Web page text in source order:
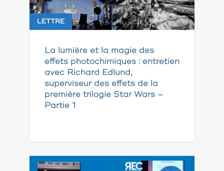
LETTRE
La lumière et la magie des
effets photochimiques : entretien
avec Richard Edlund,
superviseur des effets de la
première trilogie Star Wars –
Partie 1